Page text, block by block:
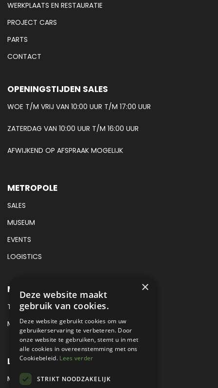
WERKPLAATS EN RESTAURATIE
PROJECT CARS
PARTS
CONTACT
OPENINGSTIJDEN SALES
WOE T/M VRIJ VAN 10:00 UUR T/M 17:00 UUR
ZATERDAG VAN 10:00 UUR T/M 16:00 UUR
AFWIJKEND OP AFSPRAAK MOGELIJK
METROPOLE
SALES
MUSEUM
EVENTS
LOGISTICS
METROPOLE SALES CONTACT
TEL:+31 (0) 88 425 94 00
MAIL:SALES@METROPOLE.NL
LOCATIE
MEUBELLAAN 1 / VIA ENZO FERRARI
×
Deze website maakt
gebruik van cookies.
Deze website gebruikt cookies om uw
gebruikerservaring te verbeteren. Door
onze website te gebruiken, stemt u in met
alle cookies in overeenstemming met ons
Cookiebeleid. Lees verder
STRIKT NOODZAKELIJK